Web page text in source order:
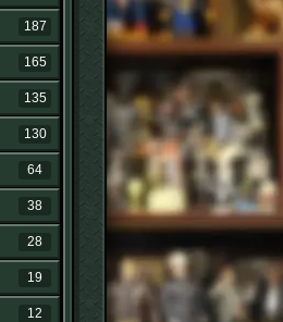
187
165
135
130
64
38
28
19
12